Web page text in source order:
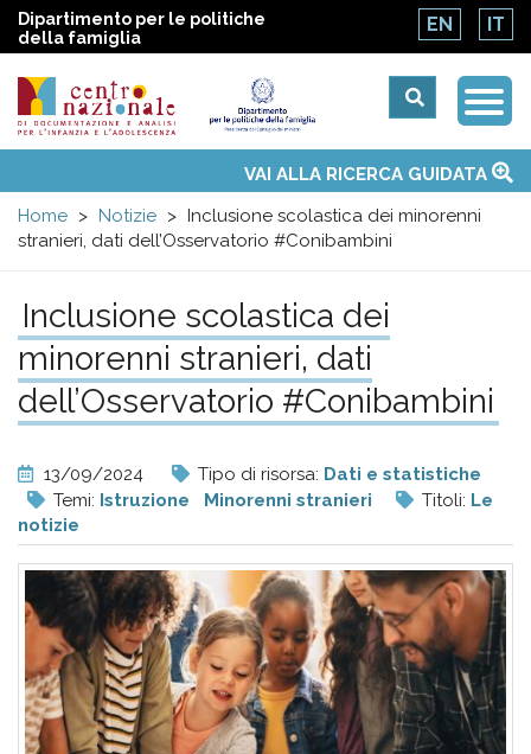
Dipartimento per le politiche
della famiglia
EN IT
Centro
nazionale
di
Documentazione
e
analisi
pr
l'infanzia
e
l'adolescenza
menu
Temi
Attività
Convenzione ONUVAI ALLA RICERCA GUIDATA
Home
Notizie
Inclusione scolastica dei minorenni
stranieri, dati dell’Osservatorio #Conibambini
Inclusione scolastica dei
minorenni stranieri, dati
dell’Osservatorio #Conibambini
13/09/2024 Tipo di risorsa: Dati e statistiche
Temi: Istruzione Minorenni stranieri Titoli: Le
notizie